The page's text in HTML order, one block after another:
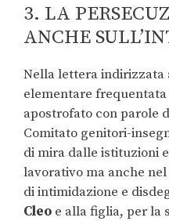
3. LA
ANCHE
Nella lettera
elementare
apostrofato con parole
Comitato genitori-
di mira dalle istituzioni
lavorativo ma anche
di intimidazione e
Cleo e alla figlia, per la